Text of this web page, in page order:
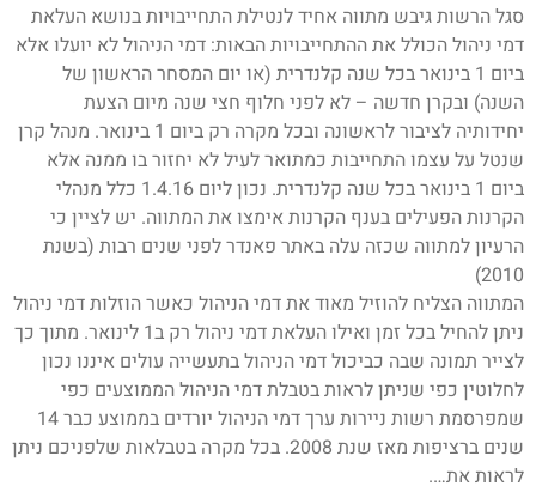
סגל הרשות גיבש מתווה אחיד לנטילת התחייבויות בנושא העלאת
דמי ניהול הכולל את ההתחייבויות הבאות: דמי הניהול לא יועלו אלא
ביום 1 בינואר בכל שנה קלנדרית (או יום המסחר הראשון של
השנה) ובקרן חדשה – לא לפני חלוף חצי שנה מיום הצעת
יחידותיה לציבור לראשונה ובכל מקרה רק ביום 1 בינואר. מנהל קרן
שנטל על עצמו התחייבות כמתואר לעיל לא יחזור בו ממנה אלא
ביום 1 בינואר בכל שנה קלנדרית. נכון ליום 1.4.16 כלל מנהלי
הקרנות הפעילים בענף הקרנות אימצו את המתווה. יש לציין כי
הרעיון למתווה שכזה עלה באתר פאנדר לפני שנים רבות (בשנת
2010)
המתווה הצליח להוזיל מאוד את דמי הניהול כאשר הוזלות דמי ניהול
ניתן להחיל בכל זמן ואילו העלאת דמי ניהול רק ב1 לינואר. מתוך כך
לצייר תמונה שבה כביכול דמי הניהול בתעשייה עולים איננו נכון
לחלוטין כפי שניתן לראות בטבלת דמי הניהול הממוצעים כפי
שמפרסמת רשות ניירות ערך דמי הניהול יורדים בממוצע כבר 14
שנים ברציפות מאז שנת 2008. בכל מקרה בטבלאות שלפניכם ניתן
לראות את….